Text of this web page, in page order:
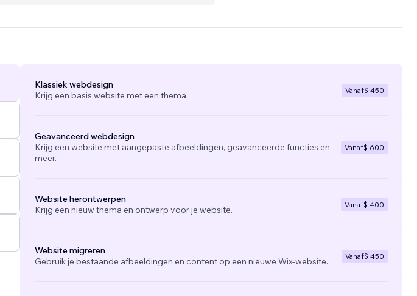
Klassiek webdesign
Krijg een basis website met een thema.
Vanaf$ 450
Geavanceerd webdesign
Krijg een website met aangepaste afbeeldingen, geavanceerde functies en
meer.
Vanaf$ 600
Website herontwerpen
Krijg een nieuw thema en ontwerp voor je website.
Vanaf$ 400
Website migreren
Gebruik je bestaande afbeeldingen en content op een nieuwe Wix-website.
Vanaf$ 450